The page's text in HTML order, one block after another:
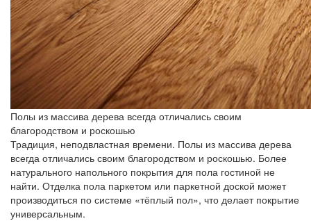
Полы из массива дерева всегда отличались своим
благородством и роскошью
Традиция, неподвластная времени. Полы из массива дерева
всегда отличались своим благородством и роскошью. Более
натурального напольного покрытия для пола гостиной не
найти. Отделка пола паркетом или паркетной доской может
производиться по системе «тёплый пол», что делает покрытие
универсальным.